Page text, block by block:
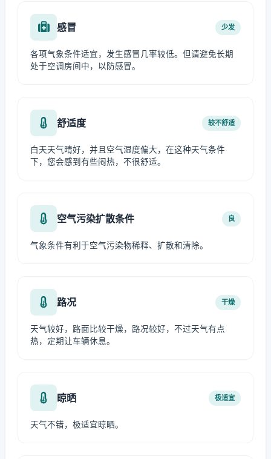
感冒 少发
各项气象条件适宜，发生感冒几率较低。但请避免长期
处于空调房间中，以防感冒。
舒适度 较不舒适
白天天气晴好，并且空气湿度偏大，在这种天气条件
下，您会感到有些闷热，不很舒适。
空气污染扩散条件 良
气象条件有利于空气污染物稀释、扩散和清除。
路况 干燥
天气较好，路面比较干燥，路况较好，不过天气有点
热，定期让车辆休息。
晾晒 极适宜
天气不错，极适宜晾晒。